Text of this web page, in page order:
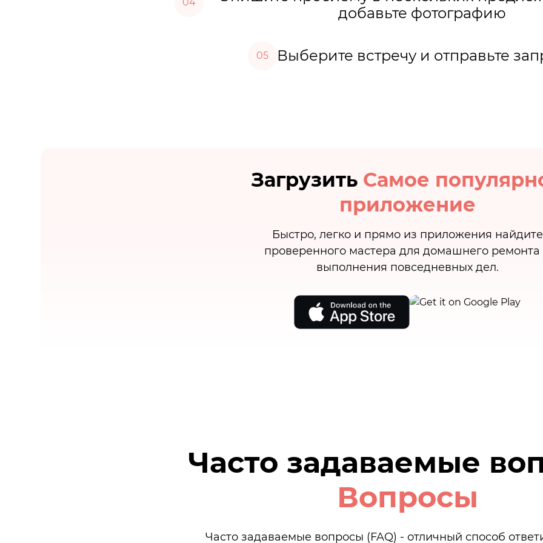
добавьте фотографию
05 Выберите встречу и отправьте
Загрузить Самое
приложение
Быстро, легко и прямо из приложения найдите
проверенного мастера для домашнего ремонта
выполнения повседневных дел.
Часто задаваемые
Вопросы
Часто задаваемые вопросы (FAQ) - отличный способ